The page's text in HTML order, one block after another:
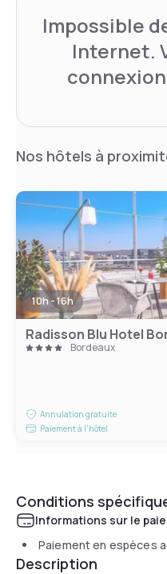
Impossible
Internet.
Nos hôtels à
10h - 16h
Radisson Blu Hotel
Bordeaux
Annulation gratuite
Paiement à l'hôtel
Conditions
Informations sur le
Paiement en espèces
Description